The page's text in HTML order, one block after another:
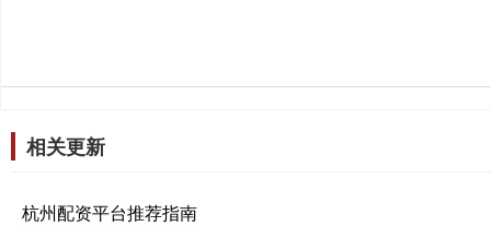
相关更新
杭州配资平台推荐指南